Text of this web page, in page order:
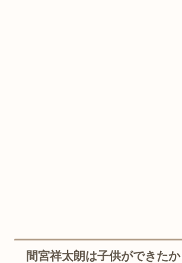
間宮祥太朗は子供ができた